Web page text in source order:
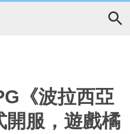
《波拉西亞
開服，遊戲橘